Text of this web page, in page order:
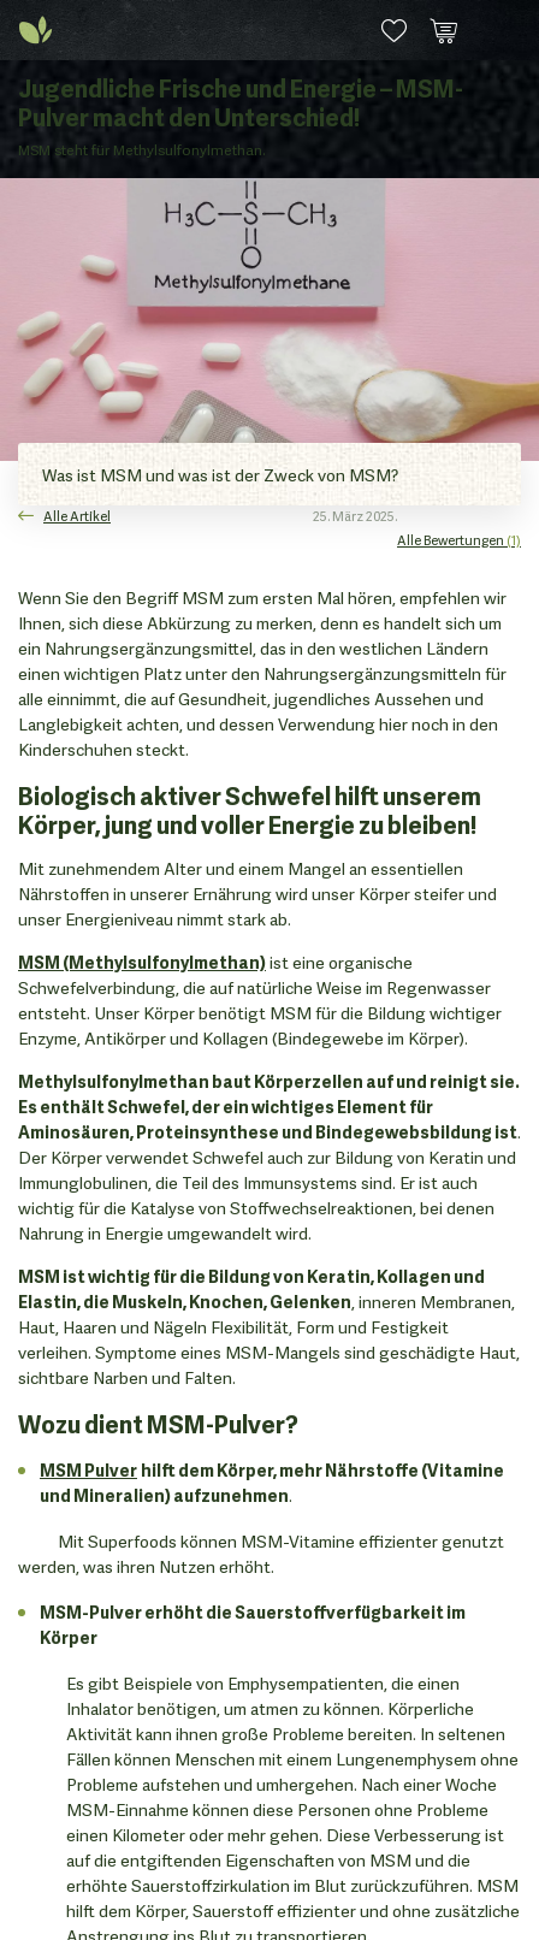
Jugendliche Frische und Energie – MSM-
Pulver macht den Unterschied!
MSM steht für Methylsulfonylmethan.
Was ist MSM und was ist der Zweck von MSM?
Alle Artikel
25. März 2025.
Alle Bewertungen (1)
Wenn Sie den Begriff MSM zum ersten Mal hören, empfehlen wir
Ihnen, sich diese Abkürzung zu merken, denn es handelt sich um
ein Nahrungsergänzungsmittel, das in den westlichen Ländern
einen wichtigen Platz unter den Nahrungsergänzungsmitteln für
alle einnimmt, die auf Gesundheit, jugendliches Aussehen und
Langlebigkeit achten, und dessen Verwendung hier noch in den
Kinderschuhen steckt.
Biologisch aktiver Schwefel hilft unserem
Körper, jung und voller Energie zu bleiben!
Mit zunehmendem Alter und einem Mangel an essentiellen
Nährstoffen in unserer Ernährung wird unser Körper steifer und
unser Energieniveau nimmt stark ab.
MSM (Methylsulfonylmethan)ist eine organische
Schwefelverbindung, die auf natürliche Weise im Regenwasser
entsteht. Unser Körper benötigt MSM für die Bildung wichtiger
Enzyme, Antikörper und Kollagen (Bindegewebe im Körper).
Methylsulfonylmethan baut Körperzellen auf und reinigt sie.
Es enthält Schwefel, der ein wichtiges Element für
Aminosäuren, Proteinsynthese und Bindegewebsbildung ist.
Der Körper verwendet Schwefel auch zur Bildung von Keratin und
Immunglobulinen, die Teil des Immunsystems sind. Er ist auch
wichtig für die Katalyse von Stoffwechselreaktionen, bei denen
Nahrung in Energie umgewandelt wird.
MSM ist wichtig für die Bildung von Keratin, Kollagen und
Elastin, die Muskeln, Knochen, Gelenken, inneren Membranen,
Haut, Haaren und Nägeln Flexibilität, Form und Festigkeit
verleihen. Symptome eines MSM-Mangels sind geschädigte Haut,
sichtbare Narben und Falten.
Wozu dient MSM-Pulver?
MSM Pulver hilft dem Körper, mehr Nährstoffe (Vitamine
und Mineralien) aufzunehmen.
Mit Superfoods können MSM-Vitamine effizienter genutzt
werden, was ihren Nutzen erhöht.
MSM-Pulver erhöht die Sauerstoffverfügbarkeit im
Körper
Es gibt Beispiele von Emphysempatienten, die einen
Inhalator benötigen, um atmen zu können. Körperliche
Aktivität kann ihnen große Probleme bereiten. In seltenen
Fällen können Menschen mit einem Lungenemphysem ohne
Probleme aufstehen und umhergehen. Nach einer Woche
MSM-Einnahme können diese Personen ohne Probleme
einen Kilometer oder mehr gehen. Diese Verbesserung ist
auf die entgiftenden Eigenschaften von MSM und die
erhöhte Sauerstoffzirkulation im Blut zurückzuführen. MSM
hilft dem Körper, Sauerstoff effizienter und ohne zusätzliche